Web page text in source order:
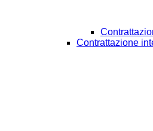
Contrattazione